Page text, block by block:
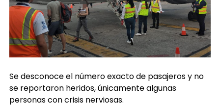
Se desconoce el número exacto de pasajeros y no
se reportaron heridos, únicamente algunas
personas con crisis nerviosas.